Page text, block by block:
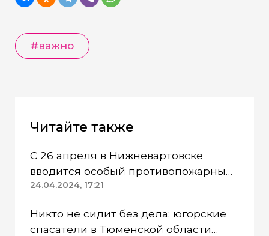
#важно
Читайте также
С 26 апреля в Нижневартовске
вводится особый противопожарный
режим
24.04.2024, 17:21
Никто не сидит без дела: югорские
спасатели в Тюменской области